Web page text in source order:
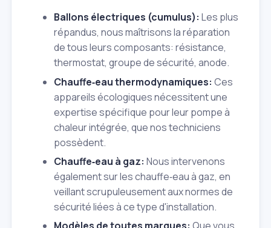
Ballons électriques (cumulus): Les plus
répandus, nous maîtrisons la réparation
de tous leurs composants: résistance,
thermostat, groupe de sécurité, anode.
Chauffe‑eau thermodynamiques: Ces
appareils écologiques nécessitent une
expertise spécifique pour leur pompe à
chaleur intégrée, que nos techniciens
possèdent.
Chauffe‑eau à gaz: Nous intervenons
également sur les chauffe‑eau à gaz, en
veillant scrupuleusement aux normes de
sécurité liées à ce type d'installation.